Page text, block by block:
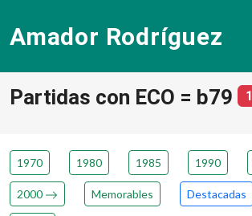
Amador Rodríguez
Partidas con ECO = b79 1
1970 1980 1985 1990
2000 Memorables Destacadas